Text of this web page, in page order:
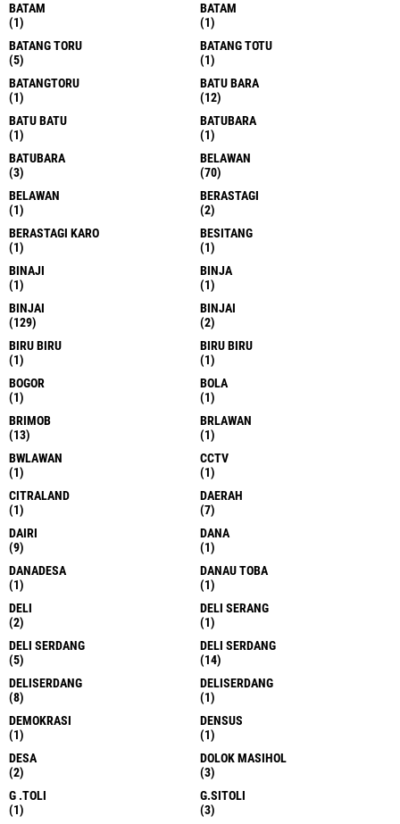
BATAM
(1)
BATAM
(1)
BATANG TORU
(5)
BATANG TOTU
(1)
BATANGTORU
(1)
BATU BARA
(12)
BATU BATU
(1)
BATUBARA
(1)
BATUBARA
(3)
BELAWAN
(70)
BELAWAN
(1)
BERASTAGI
(2)
BERASTAGI KARO
(1)
BESITANG
(1)
BINAJI
(1)
BINJA
(1)
BINJAI
(129)
BINJAI
(2)
BIRU BIRU
(1)
BIRU BIRU
(1)
BOGOR
(1)
BOLA
(1)
BRIMOB
(13)
BRLAWAN
(1)
BWLAWAN
(1)
CCTV
(1)
CITRALAND
(1)
DAERAH
(7)
DAIRI
(9)
DANA
(1)
DANADESA
(1)
DANAU TOBA
(1)
DELI
(2)
DELI SERANG
(1)
DELI SERDANG
(5)
DELI SERDANG
(14)
DELISERDANG
(8)
DELISERDANG
(1)
DEMOKRASI
(1)
DENSUS
(1)
DESA
(2)
DOLOK MASIHOL
(3)
G .TOLI
(1)
G.SITOLI
(3)